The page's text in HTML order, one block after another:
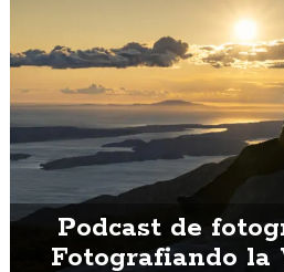
Podcast de
Fotografiando la